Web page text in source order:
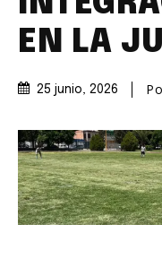
EN LA
25 junio, 2026